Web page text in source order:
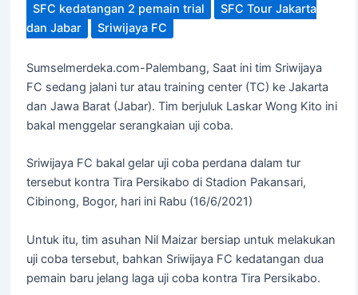
SFC kedatangan 2 pemain trial
SFC Tour Jakarta
dan Jabar
Sriwijaya FC
Sumselmerdeka.com-Palembang, Saat ini tim Sriwijaya
FC sedang jalani tur atau training center (TC) ke Jakarta
dan Jawa Barat (Jabar). Tim berjuluk Laskar Wong Kito ini
bakal menggelar serangkaian uji coba.
Sriwijaya FC bakal gelar uji coba perdana dalam tur
tersebut kontra Tira Persikabo di Stadion Pakansari,
Cibinong, Bogor, hari ini Rabu (16/6/2021)
Untuk itu, tim asuhan Nil Maizar bersiap untuk melakukan
uji coba tersebut, bahkan Sriwijaya FC kedatangan dua
pemain baru jelang laga uji coba kontra Tira Persikabo.